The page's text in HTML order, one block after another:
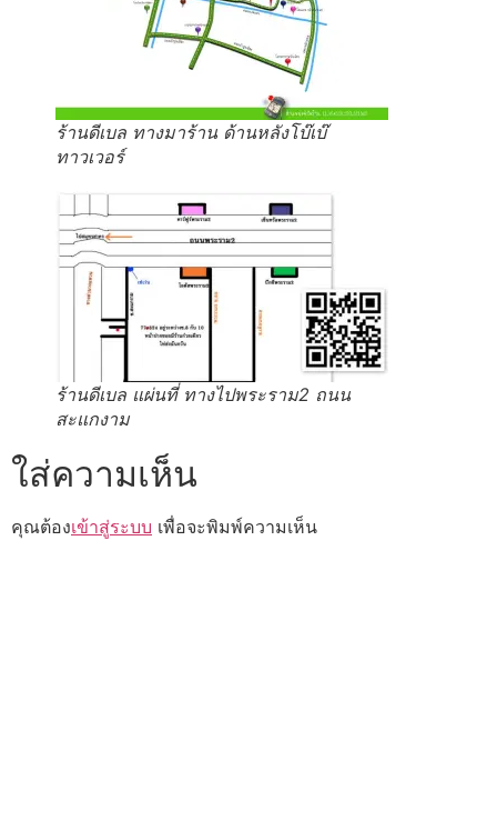
ร้านดีเบล ทางมาร้าน ด้านหลังโบ๊เบ๊
ทาวเวอร์
ร้านดีเบล แผ่นที่ ทางไปพระราม2 ถนน
สะแกงาม
ใส่ความเห็น
คุณต้องเข้าสู่ระบบ เพื่อจะพิมพ์ความเห็น